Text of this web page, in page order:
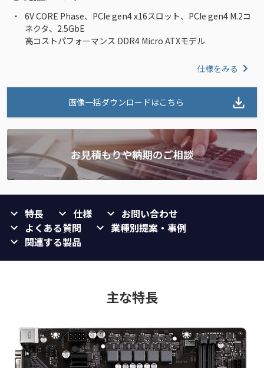
6V CORE Phase、PCIe gen4 x16スロット、PCIe gen4 M.2コ
ネクタ、2.5GbE
高コストパフォーマンス DDR4 Micro ATXモデル
仕様をみる
画像一括ダウンロードはこちら
特長 仕様
お問い合わせ
よくある質問
業種別提案・事例
関連する製品
主な特長